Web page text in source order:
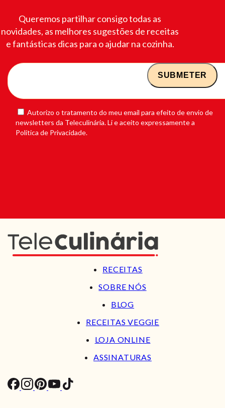
Queremos partilhar consigo todas as
novidades, as melhores sugestões de receitas
e fantásticas dicas para o ajudar na cozinha.
Autorizo o tratamento do meu email para efeito de envio de
newsletters da Teleculinária. Li e aceito expressamente a
Política de Privacidade.
RECEITAS
SOBRE NÓS
BLOG
RECEITAS VEGGIE
LOJA ONLINE
ASSINATURAS